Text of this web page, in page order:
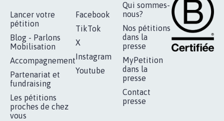
Lancer votre
pétition
Blog - Parlons
Mobilisation
Accompagnement
Partenariat et
fundraising
Les pétitions
proches de chez
vous
Facebook
TikTok
X
Instagram
Youtube
Qui sommes-
nous?
Nos pétitions
dans la
presse
MyPetition
dans la
presse
Contact
presse